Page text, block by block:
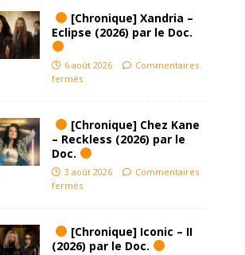
[Chronique] Xandria –
Eclipse (2026) par le Doc.
6 août 2026
Commentaires
fermés
[Chronique] Chez Kane
– Reckless (2026) par le
Doc.
3 août 2026
Commentaires
fermés
[Chronique] Iconic – II
(2026) par le Doc.